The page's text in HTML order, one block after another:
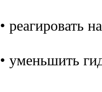
• реагировать
• уменьшить